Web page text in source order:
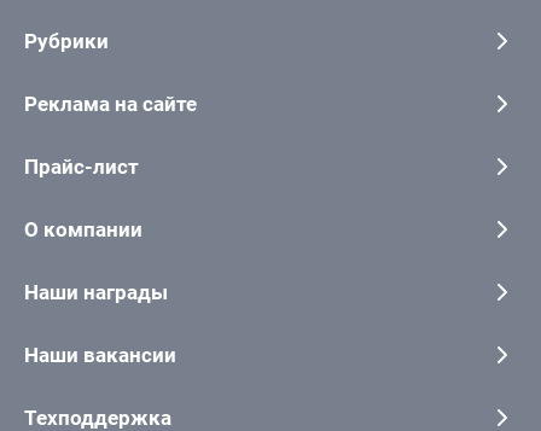
Рубрики
Реклама на сайте
Прайс-лист
О компании
Наши награды
Наши вакансии
Техподдержка